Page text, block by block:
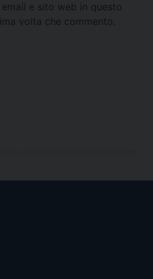
e sito web in questo
volta che commento.